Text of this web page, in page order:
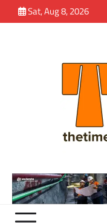
to
Sat, Aug 8, 2026